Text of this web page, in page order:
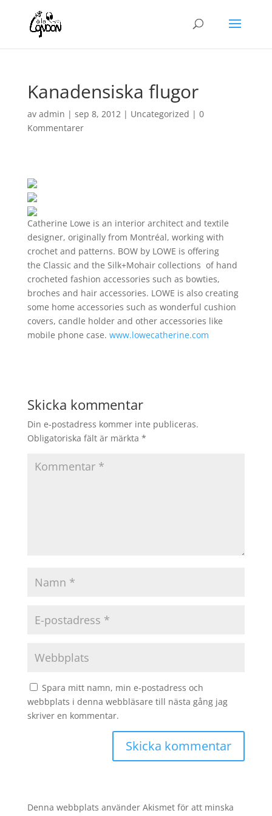
Kanadensiska flugor
av admin | sep 8, 2012| Uncategorized | 0
Kommentarer
Catherine Lowe is an interior architect and textile
designer, originally from Montréal, working with
crochet and patterns. BOW by LOWE is offering
the Classic and the Silk+Mohair collections of hand
crocheted fashion accessories such as bowties,
broches and hair accessories. LOWE is also creating
some home accessories such as wonderful cushion
covers, candle holder and other accessories like
mobile phone case. www.lowecatherine.com
Skicka kommentar
Din e-postadress kommer inte publiceras.
Obligatoriska fält är märkta *
Spara mitt namn, min e-postadress och
webbplats i denna webbläsare till nästa gång jag
skriver en kommentar.
Denna webbplats använder Akismet för att minska